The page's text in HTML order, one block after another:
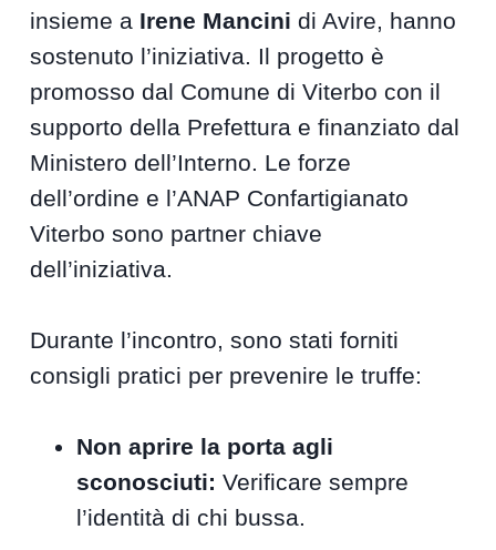
insieme a Irene Mancini di Avire, hanno
sostenuto l’iniziativa. Il progetto è
promosso dal Comune di Viterbo con il
supporto della Prefettura e finanziato dal
Ministero dell’Interno. Le forze
dell’ordine e l’ANAP Confartigianato
Viterbo sono partner chiave
dell’iniziativa.
Durante l’incontro, sono stati forniti
consigli pratici per prevenire le truffe:
Non aprire la porta agli
sconosciuti: Verificare sempre
l’identità di chi bussa.